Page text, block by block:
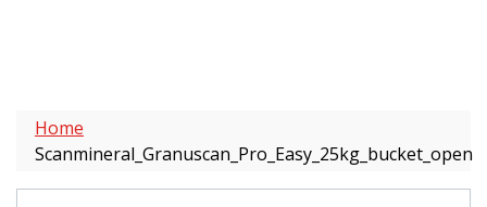
Home
Scanmineral_Granuscan_Pro_Easy_25kg_bucket_open